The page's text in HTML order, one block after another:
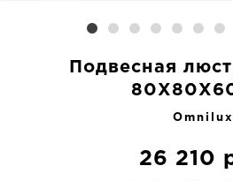
Подвесная
Omnilux
26 210